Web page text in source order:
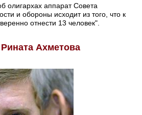
олигархах аппарат Совета
и обороны исходит из того, что к
отнести 13 человек".
Ахметова